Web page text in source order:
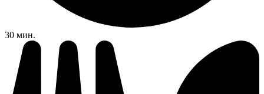
30 мин.